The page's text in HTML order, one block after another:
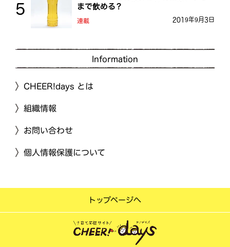
まで飲める？
連載 2019年9月3日
Information
CHEER!days とは
組織情報
お問い合わせ
個人情報保護について
トップページへ